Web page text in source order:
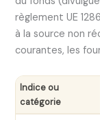
règlement UE
à la source non
courantes, les
Indice ou
catégorie